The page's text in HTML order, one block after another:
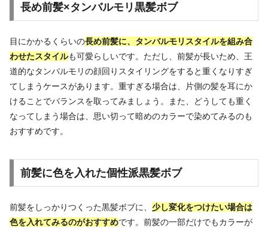
長め前髪×タンバルモリ黒髪ボブ
目にかかるくらいの長め前髪に、タンバルモリスタイルを組み合
わせたスタイルも可愛らしいです。ただし、前髪が長いため、王
道的なタンバルモリの顔回りスタイリングをすると重くなりすぎ
てしまうケースがあります。重すぎる場合は、片側の髪を耳にか
けることでバランスを取ってみましょう。また、どうしても重く
なってしまう場合は、思い切って暗めのカラーで染めてみるのも
おすすめです。
前髪に色を入れた個性派黒髪ボブ
前髪をしっかりつくった黒髪ボブに、 少し変化をつけたい場合は
色を入れてみるのがおすすめです。前髪の一部だけでもカラーが